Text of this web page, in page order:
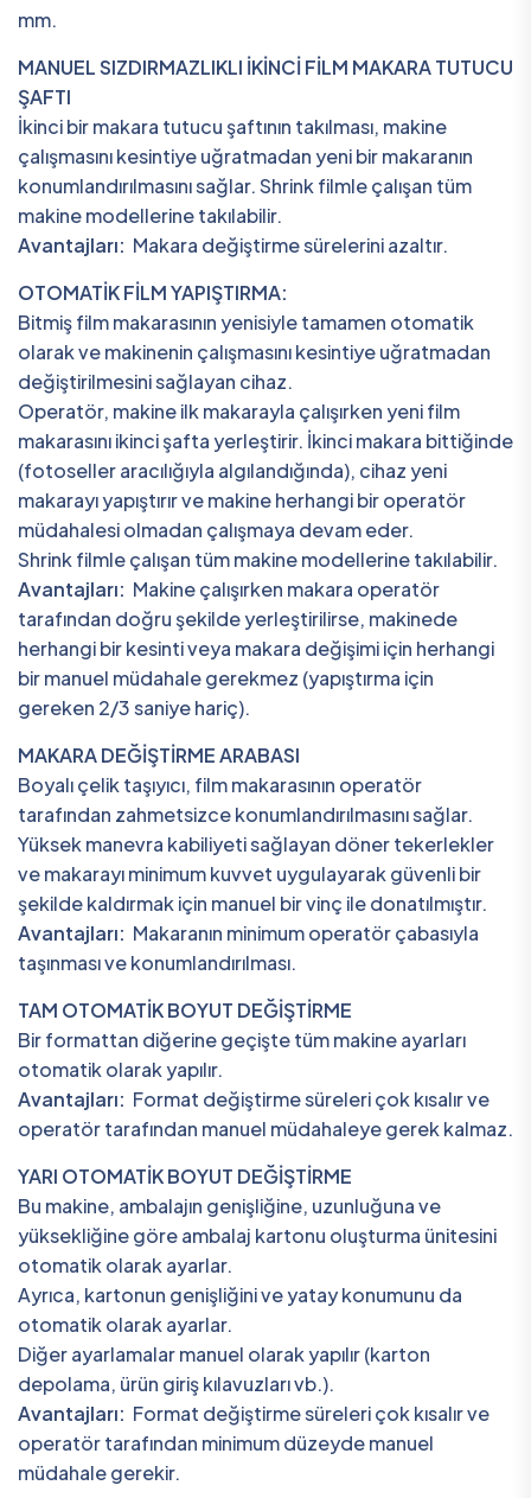
mm.
MANUEL SIZDIRMAZLIKLI İKİNCİ FİLM MAKARA TUTUCU
ŞAFTI
İkinci bir makara tutucu şaftının takılması, makine
çalışmasını kesintiye uğratmadan yeni bir makaranın
konumlandırılmasını sağlar. Shrink filmle çalışan tüm
makine modellerine takılabilir.
Avantajları: Makara değiştirme sürelerini azaltır.
OTOMATİK FİLM YAPIŞTIRMA:
Bitmiş film makarasının yenisiyle tamamen otomatik
olarak ve makinenin çalışmasını kesintiye uğratmadan
değiştirilmesini sağlayan cihaz.
Operatör, makine ilk makarayla çalışırken yeni film
makarasını ikinci şafta yerleştirir. İkinci makara bittiğinde
(fotoseller aracılığıyla algılandığında), cihaz yeni
makarayı yapıştırır ve makine herhangi bir operatör
müdahalesi olmadan çalışmaya devam eder.
Shrink filmle çalışan tüm makine modellerine takılabilir.
Avantajları: Makine çalışırken makara operatör
tarafından doğru şekilde yerleştirilirse, makinede
herhangi bir kesinti veya makara değişimi için herhangi
bir manuel müdahale gerekmez (yapıştırma için
gereken 2/3 saniye hariç).
MAKARA DEĞİŞTİRME ARABASI
Boyalı çelik taşıyıcı, film makarasının operatör
tarafından zahmetsizce konumlandırılmasını sağlar.
Yüksek manevra kabiliyeti sağlayan döner tekerlekler
ve makarayı minimum kuvvet uygulayarak güvenli bir
şekilde kaldırmak için manuel bir vinç ile donatılmıştır.
Avantajları: Makaranın minimum operatör çabasıyla
taşınması ve konumlandırılması.
TAM OTOMATİK BOYUT DEĞİŞTİRME
Bir formattan diğerine geçişte tüm makine ayarları
otomatik olarak yapılır.
Avantajları: Format değiştirme süreleri çok kısalır ve
operatör tarafından manuel müdahaleye gerek kalmaz.
YARI OTOMATİK BOYUT DEĞİŞTİRME
Bu makine, ambalajın genişliğine, uzunluğuna ve
yüksekliğine göre ambalaj kartonu oluşturma ünitesini
otomatik olarak ayarlar.
Ayrıca, kartonun genişliğini ve yatay konumunu da
otomatik olarak ayarlar.
Diğer ayarlamalar manuel olarak yapılır (karton
depolama, ürün giriş kılavuzları vb.).
Avantajları: Format değiştirme süreleri çok kısalır ve
operatör tarafından minimum düzeyde manuel
müdahale gerekir.